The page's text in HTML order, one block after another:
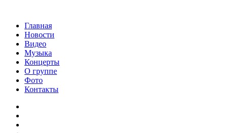
Главная
Новости
Видео
Музыка
Концерты
О группе
Фото
Контакты